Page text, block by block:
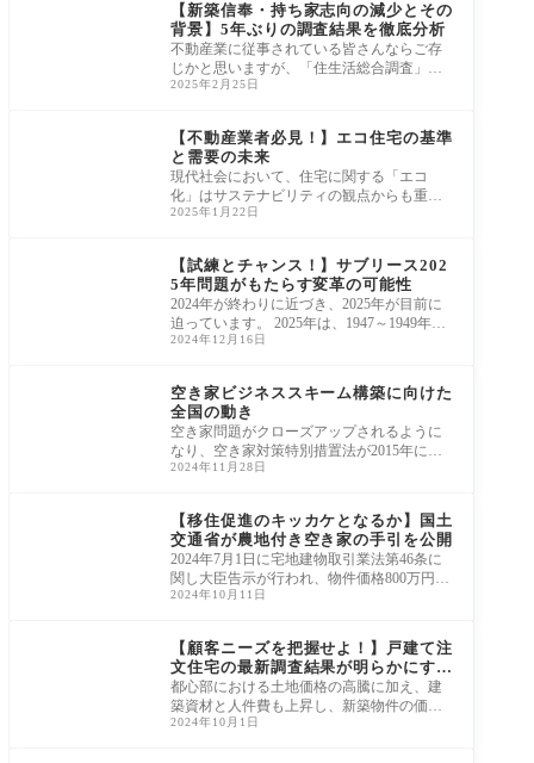
【新築信奉・持ち家志向の減少とその
背景】5年ぶりの調査結果を徹底分析
不動産業に従事されている皆さんならご存
じかと思いますが、「住生活総合調査」と
「住宅・土地統計調査」は、日本における
2025年2月25日
【不動産業者必見！】エコ住宅の基準
と需要の未来
現代社会において、住宅に関する「エコ
化」はサステナビリティの観点からも重要
な課題とされています。 例えば、中古住宅
2025年1月22日
【試練とチャンス！】サブリース202
5年問題がもたらす変革の可能性
2024年が終わりに近づき、2025年が目前に
迫っています。 2025年は、1947～1949年生
まれの団塊の世代が75歳以上の後期高齢者
2024年12月16日
空き家ビジネススキーム構築に向けた
全国の動き
空き家問題がクローズアップされるように
なり、空き家対策特別措置法が2015年に施
行されましたが、空き家の利活用に関わる
2024年11月28日
【移住促進のキッカケとなるか】国土
交通省が農地付き空き家の手引を公開
2024年7月1日に宅地建物取引業法第46条に
関し大臣告示が行われ、物件価格800万円以
下の低廉な空家等に対する媒介報酬が引き
2024年10月11日
【顧客ニーズを把握せよ！】戸建て注
文住宅の最新調査結果が明らかにする
実態
都心部における土地価格の高騰に加え、建
築資材と人件費も上昇し、新築物件の価格
は依然として上昇を続けています。「不動
2024年10月1日